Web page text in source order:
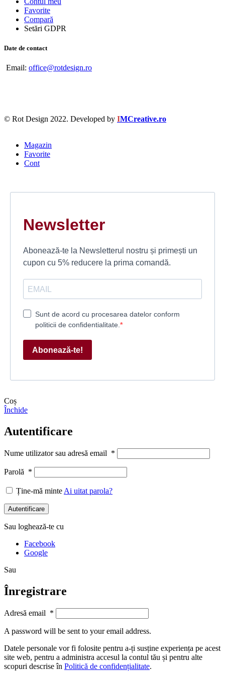
Favorite
Compară
Setări GDPR
Date de contact
Email: office@rotdesign.ro
© Rot Design 2022. Developed by IMCreative.ro
Magazin
Favorite
Cont
Newsletter
Abonează-te la Newsletterul nostru și primești un
cupon cu 5% reducere la prima comandă.
Sunt de acord cu procesarea datelor conform
politicii de confidentialitate.
Abonează-te!
Coș
Închide
Autentificare
Nume utilizator sau adresă email *
Parolă *
Ține-mă minte Ai uitat parola?
Autentificare
Sau loghează-te cu
Facebook
Google
Sau
Înregistrare
Adresă email *
A password will be sent to your email address.
Datele personale vor fi folosite pentru a-ți susține experiența pe acest
site web, pentru a administra accesul la contul tău și pentru alte
scopuri descrise în Politică de confidențialitate.